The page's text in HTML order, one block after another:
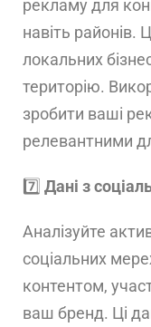
рекламу для
навіть
локальних
територію.
зробити ваші
релевантними
7️⃣ Дані з
Аналізуйте
соціальних
контентом,
ваш бренд. Ці